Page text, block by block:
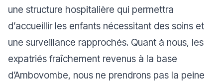
une structure hospitalière qui permettra
d’accueillir les enfants nécessitant des soins et
une surveillance rapprochés. Quant à nous, les
expatriés fraîchement revenus à la base
d’Ambovombe, nous ne prendrons pas la peine